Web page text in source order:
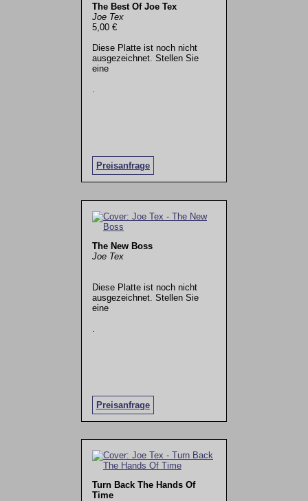
The Best Of Joe Tex
Joe Tex
5,00 €
Diese Platte ist noch nicht
ausgezeichnet. Stellen Sie
eine
Preisanfrage
The New Boss
Joe Tex
Diese Platte ist noch nicht
ausgezeichnet. Stellen Sie
eine
Preisanfrage
Turn Back The Hands Of
Time